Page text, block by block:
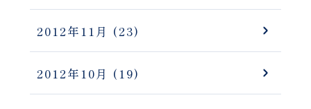
2012年11月 (23)
2012年10月 (19)